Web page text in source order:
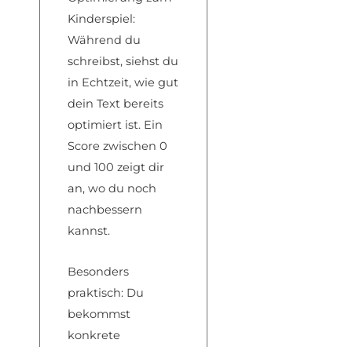
Kinderspiel:
Während du
schreibst, siehst du
in Echtzeit, wie gut
dein Text bereits
optimiert ist. Ein
Score zwischen 0
und 100 zeigt dir
an, wo du noch
nachbessern
kannst.
Besonders
praktisch: Du
bekommst
konkrete